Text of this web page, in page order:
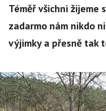
Téměř všichni žijeme
zadarmo nám nikdo
výjimky a přesně tak